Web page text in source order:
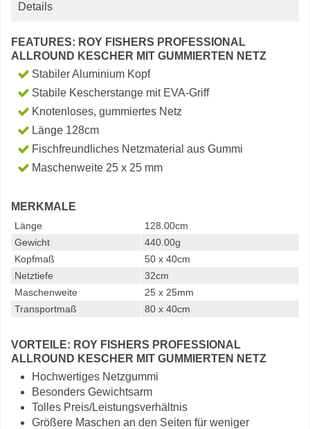
Details
FEATURES: ROY FISHERS PROFESSIONAL
ALLROUND KESCHER MIT GUMMIERTEN NETZ
Stabiler Aluminium Kopf
Stabile Kescherstange mit EVA-Griff
Knotenloses, gummiertes Netz
Länge 128cm
Fischfreundliches Netzmaterial aus Gummi
Maschenweite 25 x 25 mm
MERKMALE
Länge
128.00cm
Gewicht
440.00g
Kopfmaß
50 x 40cm
Netztiefe
32cm
Maschenweite
25 x 25mm
Transportmaß
80 x 40cm
VORTEILE: ROY FISHERS PROFESSIONAL
ALLROUND KESCHER MIT GUMMIERTEN NETZ
Hochwertiges Netzgummi
Besonders Gewichtsarm
Tolles Preis/Leistungsverhältnis
Größere Maschen an den Seiten für weniger